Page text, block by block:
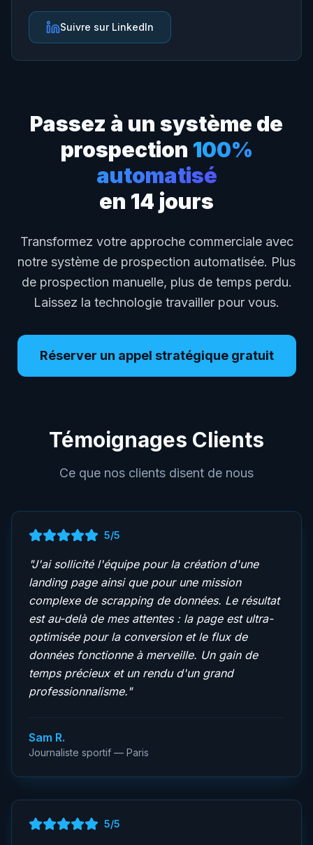
Suivre sur LinkedIn
Passez à un système de
prospection 100%
automatisé
en 14 jours
Transformez votre approche commerciale avec
notre système de prospection automatisée. Plus
de prospection manuelle, plus de temps perdu.
Laissez la technologie travailler pour vous.
Réserver un appel stratégique gratuit
Témoignages Clients
Ce que nos clients disent de nous
5/5
"J'ai sollicité l'équipe pour la création d'une
landing page ainsi que pour une mission
complexe de scrapping de données. Le résultat
est au-delà de mes attentes : la page est ultra-
optimisée pour la conversion et le flux de
données fonctionne à merveille. Un gain de
temps précieux et un rendu d'un grand
professionnalisme."
Sam R.
Journaliste sportif — Paris
5/5